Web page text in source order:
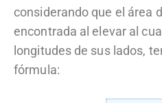
considerando que el área
encontrada al elevar al
longitudes de sus lados,
fórmula: